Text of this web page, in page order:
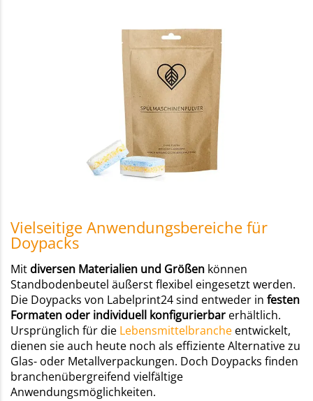
Vielseitige Anwendungsbereiche für
Doypacks
Mit diversen Materialien und Größen können
Standbodenbeutel äußerst flexibel eingesetzt werden.
Die Doypacks von Labelprint24 sind entweder in festen
Formaten oder individuell konfigurierbar erhältlich.
Ursprünglich für die Lebensmittelbranche entwickelt,
dienen sie auch heute noch als effiziente Alternative zu
Glas- oder Metallverpackungen. Doch Doypacks finden
branchenübergreifend vielfältige
Anwendungsmöglichkeiten.